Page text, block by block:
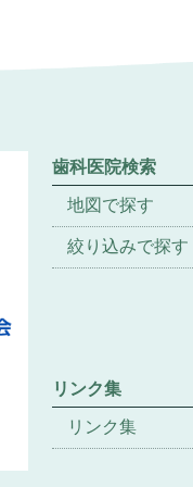
歯科医院検索
地図で探す
絞り込みで探す
リンク集
リンク集